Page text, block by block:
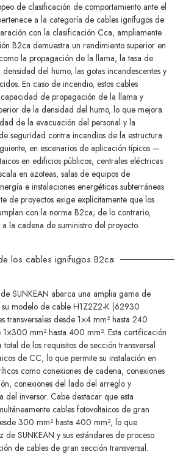
de clasificación de comportamiento ante el
a la categoría de cables ignífugos de
con la clasificación Cca, ampliamente
B2ca demuestra un rendimiento superior en
la propagación de la llama, la tasa de
del humo, las gotas incandescentes y
En caso de incendio, estos cables
de propagación de la llama y
de la densidad del humo, lo que mejora
de la evacuación del personal y la
seguridad contra incendios de la estructura
en escenarios de aplicación típicos —
en edificios públicos, centrales eléctricas
en azoteas, salas de equipos de
e instalaciones energéticas subterráneas
de proyectos exige explícitamente que los
con la norma B2ca; de lo contrario,
la cadena de suministro del proyecto.
los cables ignífugos B2ca
SUNKEAN abarca una amplia gama de
modelo de cable H1Z2Z2-K (62930
transversales desde 1×4 mm² hasta 240
1×300 mm² hasta 400 mm². Esta certificación
de los requisitos de sección transversal
de CC, lo que permite su instalación en
como conexiones de cadena, conexiones
conexiones del lado del arreglo y
del inversor. Cabe destacar que esta
cables fotovoltaicos de gran
300 mm² hasta 400 mm², lo que
de SUNKEAN y sus estándares de proceso
de cables de gran sección transversal.